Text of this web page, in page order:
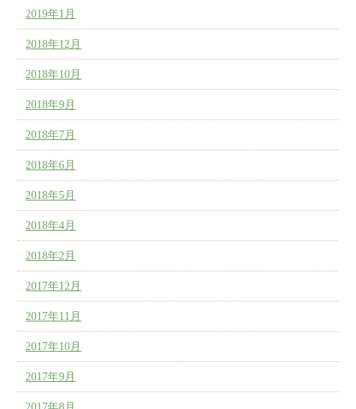
2019年1月
2018年12月
2018年10月
2018年9月
2018年7月
2018年6月
2018年5月
2018年4月
2018年2月
2017年12月
2017年11月
2017年10月
2017年9月